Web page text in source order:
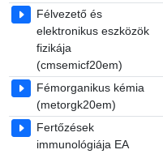
Félvezető és
elektronikus eszközök
fizikája
(cmsemicf20em)
Fémorganikus kémia
(metorgk20em)
Fertőzések
immunológiája EA